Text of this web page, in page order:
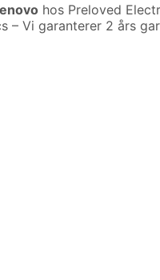
hos Preloved
– Vi garanterer 2 års